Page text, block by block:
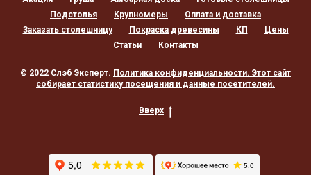
Подстолья
Крупномеры
Оплата и доставка
Заказать столешницу
Покраска древесины КП
Цены
Статьи
Контакты
© 2022 Слэб Эксперт. Политика конфиденциальности. Этот сайт
собирает статистику посещения и данные посетителей.
Вверх